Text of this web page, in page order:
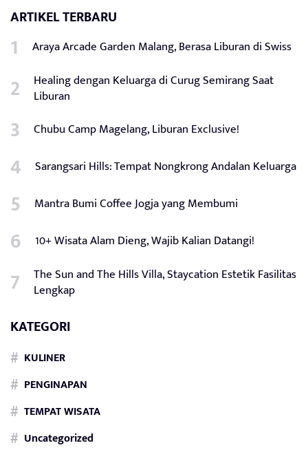
ARTIKEL TERBARU
Araya Arcade Garden Malang, Berasa Liburan di Swiss
Healing dengan Keluarga di Curug Semirang Saat
Liburan
Chubu Camp Magelang, Liburan Exclusive!
Sarangsari Hills: Tempat Nongkrong Andalan Keluarga
Mantra Bumi Coffee Jogja yang Membumi
10+ Wisata Alam Dieng, Wajib Kalian Datangi!
The Sun and The Hills Villa, Staycation Estetik Fasilitas
Lengkap
KATEGORI
KULINER
PENGINAPAN
TEMPAT WISATA
Uncategorized